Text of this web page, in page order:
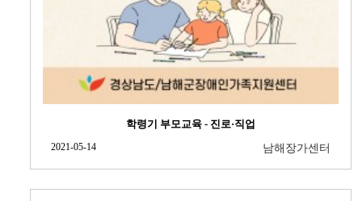
학령기 부모교육 - 진로·직업
2021-05-14 남해장가센터